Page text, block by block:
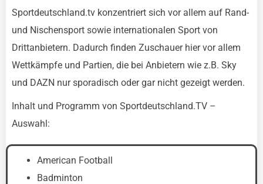
Sportdeutschland.tv konzentriert sich vor allem auf Rand-
und Nischensport sowie internationalen Sport von
Drittanbietern. Dadurch finden Zuschauer hier vor allem
Wettkämpfe und Partien, die bei Anbietern wie z.B. Sky
und DAZN nur sporadisch oder gar nicht gezeigt werden.
Inhalt und Programm von Sportdeutschland.TV –
Auswahl:
American Football
Badminton